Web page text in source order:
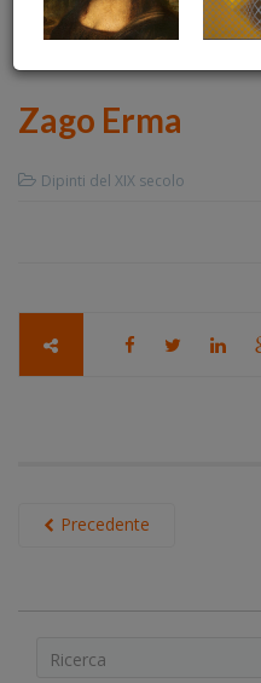
Zago Erma
Dipinti del XIX secolo
Precedente